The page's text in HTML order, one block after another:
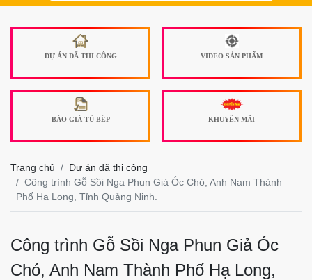
DỰ ÁN ĐÃ THI CÔNG VIDEO SẢN PHẨM
BÁO GIÁ TỦ BẾP KHUYẾN MÃI
Trang chủ
Dự án đã thi công
Công trình Gỗ Sồi Nga Phun Giả Óc Chó, Anh Nam Thành
Phố Hạ Long, Tỉnh Quảng Ninh.
Công trình Gỗ Sồi Nga Phun Giả Óc
Chó, Anh Nam Thành Phố Hạ Long,